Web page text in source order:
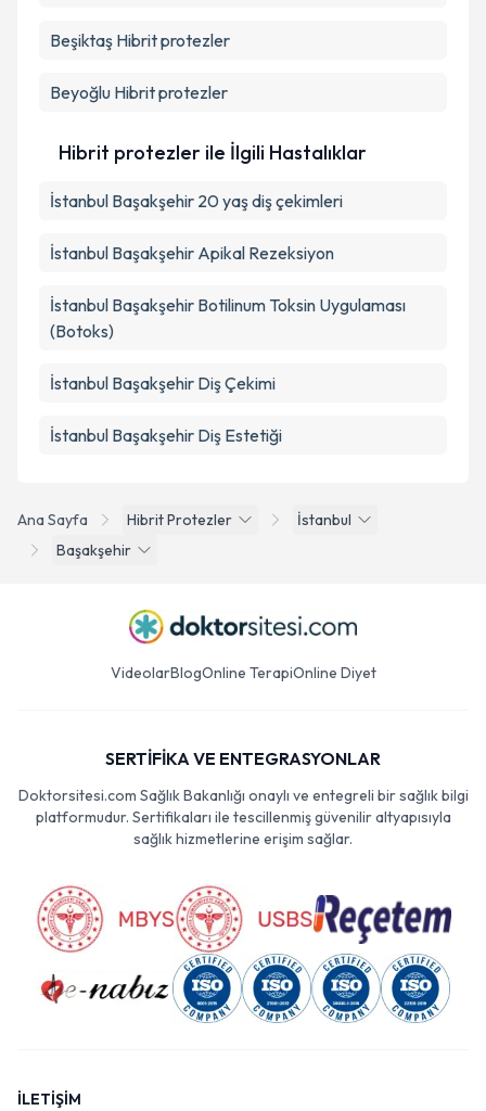
Ana Sayfa Hibrit Protezler
İstanbul
Başakşehir
Beşiktaş Hibrit protezler
Beyoğlu Hibrit protezler
Hibrit protezler ile İlgili Hastalıklar
İstanbul Başakşehir 20 yaş diş çekimleri
İstanbul Başakşehir Apikal Rezeksiyon
İstanbul Başakşehir Botilinum Toksin Uygulaması
(Botoks)
İstanbul Başakşehir Diş Çekimi
İstanbul Başakşehir Diş Estetiği
VideolarBlogOnline TerapiOnline Diyet
SERTİFİKA VE ENTEGRASYONLAR
Doktorsitesi.com Sağlık Bakanlığı onaylı ve entegreli bir sağlık bilgi
platformudur. Sertifikaları ile tescillenmiş güvenilir altyapısıyla
sağlık hizmetlerine erişim sağlar.
İLETİŞİM